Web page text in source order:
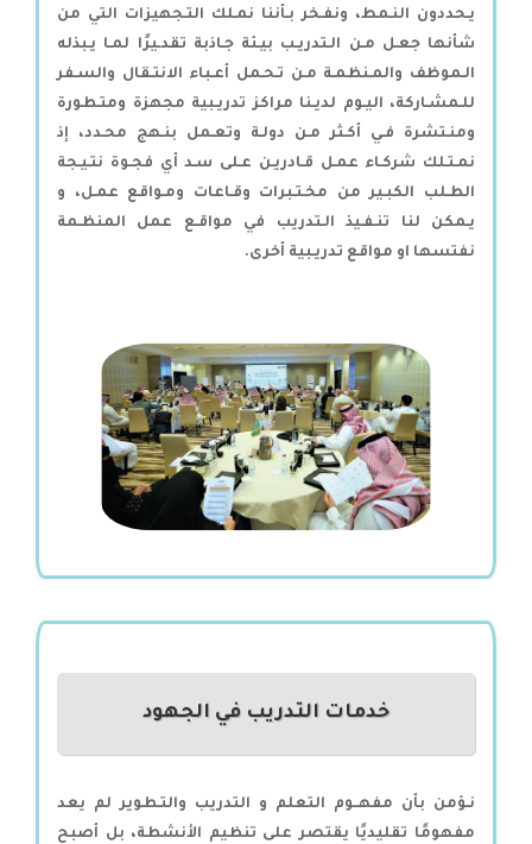
يـحددون النـمط، ونفـخر بـأننا نمـلك التـجهيزات التي من
شأنها جعـل مـن الـتدريـب بيـئة جـاذبة تقدـيرًا لمـا يـبذله
الـموظف والمـنظمـة مـن تـحـمل أعـباء الانتـقال والسـفر
للـمشـاركة، اليـوم لديـنا مراكز تدريـبية مجهزة ومتـطورة
ومنـتشرة فـي أكـثر مـن دولـة وتعـمل بنـهج محـدد، إذ
نمـتـلك شركـاء عمـل قـادريـن عـلى سـد أي فجـوة نتـيـجة
الطـلب الكبـير من مخـتـبرات وقـاعات ومـواقع عمـل، و
يـمكن لنا تنـفـيذ الـتدريب في مواقـع عمل المنظـمة
نفتسها او مواقع تدريـبية أخرى.
خدمات التدريب في الجهود
نـؤمن بأن مفهــوم التعلم و التدريب والتـطوير لم يعد
مفهومًا تقليديًا يقتصر على تنظيم الأنشطة، بل أصبح